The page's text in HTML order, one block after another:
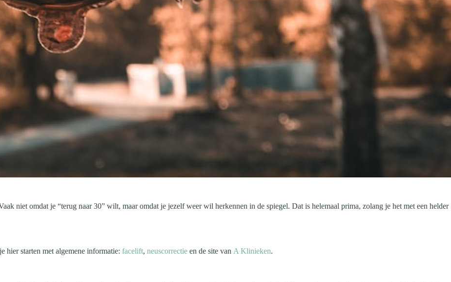
niet omdat je “terug naar 30” wilt, maar omdat je jezelf weer wil herkennen in de spiegel. Dat is helemaal prima, zolang je het met een helder
hier starten met algemene informatie: facelift, neuscorrectie en de site van A Klinieken.